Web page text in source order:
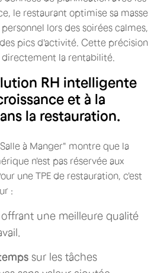
le restaurant optimise sa masse
lors des soirées calmes,
pics d'activité. Cette précision
la rentabilité.
RH intelligente
et à la
la restauration.
à Manger" montre que la
n'est pas réservée aux
une TPE de restauration, c'est
:
une meilleure qualité
sur les tâches